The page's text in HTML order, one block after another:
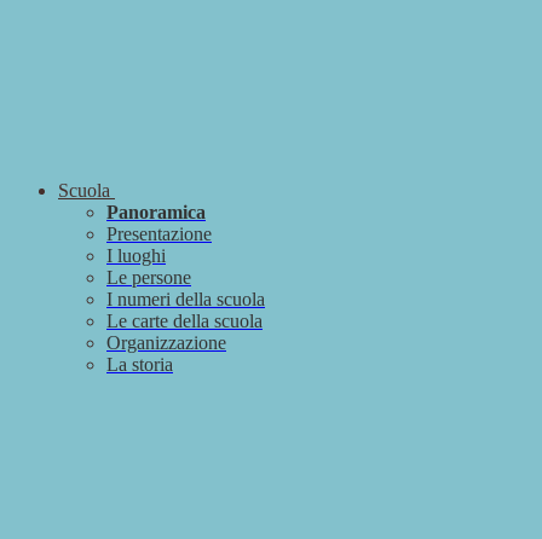
Scuola
Panoramica
Presentazione
I luoghi
Le persone
I numeri della scuola
Le carte della scuola
Organizzazione
La storia